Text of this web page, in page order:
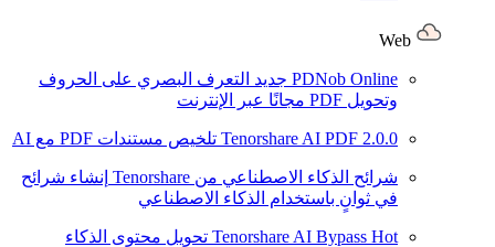
PDNob Online جديد التعرف البصري على الحروف
وتحويل PDF مجانًا عبر الإنترنت
Tenorshare AI PDF 2.0.0 تلخيص مستندات PDF مع AI
شرائح الذكاء الاصطناعي من Tenorshare
إنشاء شرائح
في ثوانٍ باستخدام الذكاء الاصطناعي
Tenorshare AI Bypass Hot
تحويل محتوى الذكاء